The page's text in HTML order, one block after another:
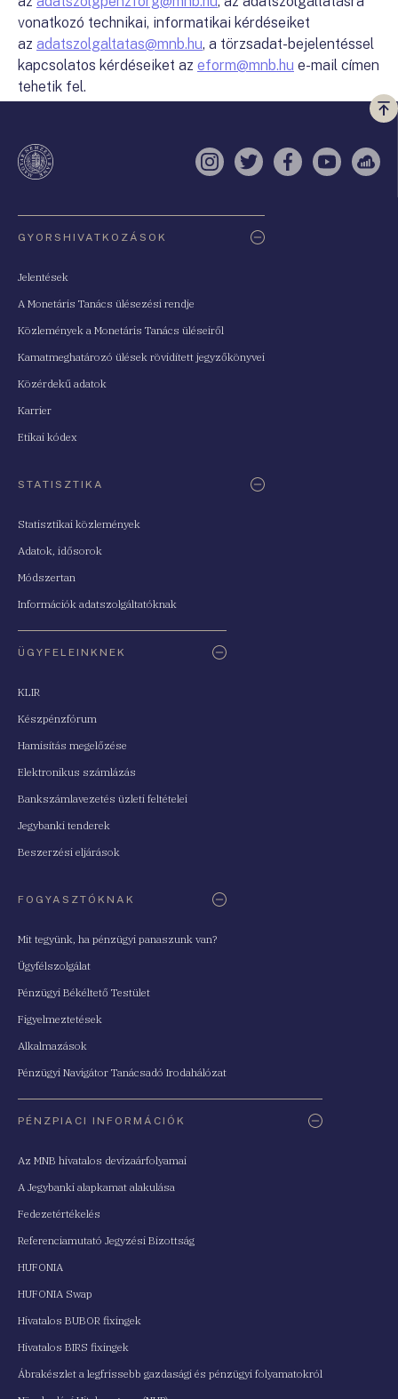
vonatkozó technikai, informatikai kérdéseiket
az adatszolgaltatas@mnb.hu, a törzsadat-bejelentéssel
kapcsolatos kérdéseiket az eform@mnb.hu e-mail címen
tehetik fel.
a
Instagram
TwitterFacebook
YouTube
GYORSHIVATKOZÁSOK
Jelentések
A Monetáris Tanács ülésezési rendje
Közlemények a Monetáris Tanács üléseiről
Kamatmeghatározó ülések rövidített jegyzőkönyvei
Közérdekű adatok
Karrier
Etikai kódex
STATISZTIKA
Statisztikai közlemények
Adatok, idősorok
Módszertan
Információk adatszolgáltatóknak
ÜGYFELEINKNEK
KLIR
Készpénzfórum
Hamisítás megelőzése
Elektronikus számlázás
Bankszámlavezetés üzleti feltételei
Jegybanki tenderek
Beszerzési eljárások
FOGYASZTÓKNAK
Mit tegyünk, ha pénzügyi panaszunk van?
Ügyfélszolgálat
Pénzügyi Békéltető Testület
Figyelmeztetések
Alkalmazások
Pénzügyi Navigátor Tanácsadó Irodahálózat
PÉNZPIACI INFORMÁCIÓK
Az MNB hivatalos devizaárfolyamai
A Jegybanki alapkamat alakulása
Fedezetértékelés
Referenciamutató Jegyzési Bizottság
HUFONIA
HUFONIA Swap
Hivatalos BUBOR fixingek
Hivatalos BIRS fixingek
Ábrakészlet a legfrissebb gazdasági és pénzügyi folyamatokról